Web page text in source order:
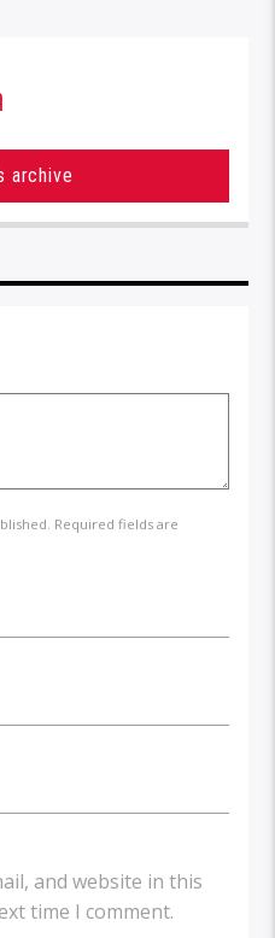
archive
Required fields are
and website in this
time I comment.